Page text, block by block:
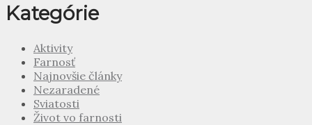
Kategórie
Aktivity
Farnosť
Najnovšie články
Nezaradené
Sviatosti
Život vo farnosti